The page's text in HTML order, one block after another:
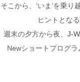
そこから、‘いま’を乗
ヒントとな
週末の夕方から夜、 J-
Newショートプログ